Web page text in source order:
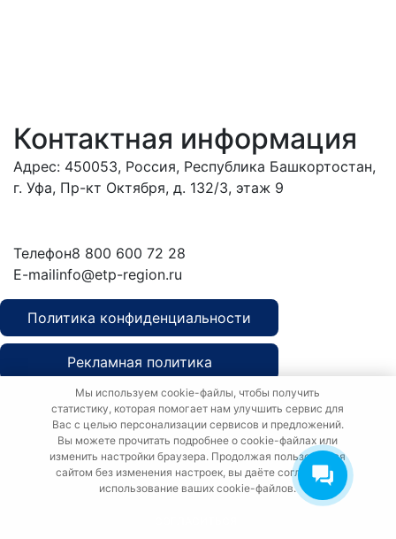
Мы используем cookie-файлы, чтобы получить
статистику, которая помогает нам улучшить сервис для
Вас с целью персонализации сервисов и предложений.
Вы можете прочитать подробнее о cookie-файлах или
изменить настройки браузера. Продолжая пользоваться
сайтом без изменения настроек, вы даёте согласие на
использование ваших cookie-файлов.
Контактная информация
Адрес: 450053, Россия, Республика Башкортостан,
г. Уфа, Пр-кт Октября, д. 132/3, этаж 9
Телефон8 800 600 72 28
E-mailinfo@etp-region.ru
Политика конфиденциальности
Рекламная политика
Политика о персональных данных
Copyright © etp-region.ru